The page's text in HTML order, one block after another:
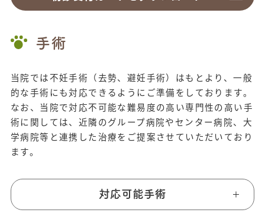
手術
当院では不妊手術（去勢、避妊手術）はもとより、一般
的な手術にも対応できるようにご準備をしております。
なお、当院で対応不可能な難易度の高い専門性の高い手
術に関しては、近隣のグループ病院やセンター病院、大
学病院等と連携した治療をご提案させていただいており
ます。
対応可能手術